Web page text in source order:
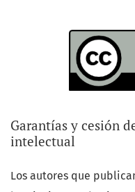
Garantías y cesión
intelectual
Los autores que